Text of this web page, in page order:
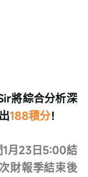
將綜合分析深
188積分！
1月23日5:00結
財報季結束後